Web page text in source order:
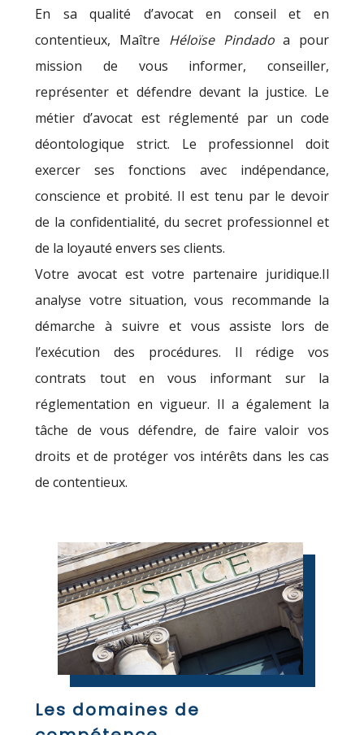
En sa qualité d’avocat en conseil et en
contentieux, Maître Héloïse Pindadoa pour
mission de vous informer, conseiller,
représenter et défendre devant la justice. Le
métier d’avocat est réglementé par un code
déontologique strict. Le professionnel doit
exercer ses fonctions avec indépendance,
conscience et probité. Il est tenu par le devoir
de la confidentialité, du secret professionnel et
de la loyauté envers ses clients.
Votre avocat est votre partenaire juridique.Il
analyse votre situation, vous recommande la
démarche à suivre et vous assiste lors de
l’exécution des procédures. Il rédige vos
contrats tout en vous informant sur la
réglementation en vigueur. Il a également la
tâche de vous défendre, de faire valoir vos
droits et de protéger vos intérêts dans les cas
de contentieux.
Les domaines de